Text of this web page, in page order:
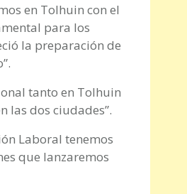
en Tolhuin con el
para los
la preparación de
tanto en Tolhuin
las dos ciudades”.
Laboral tenemos
que lanzaremos